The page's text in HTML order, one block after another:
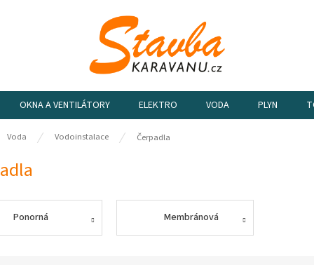
OKNA A VENTILÁTORY ELEKTRO VODA PLYN
Voda Vodoinstalace Čerpadla
Ponorná Membránová